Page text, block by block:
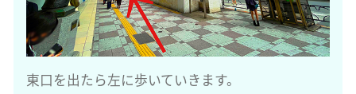
東口を出たら左に歩いていきます。